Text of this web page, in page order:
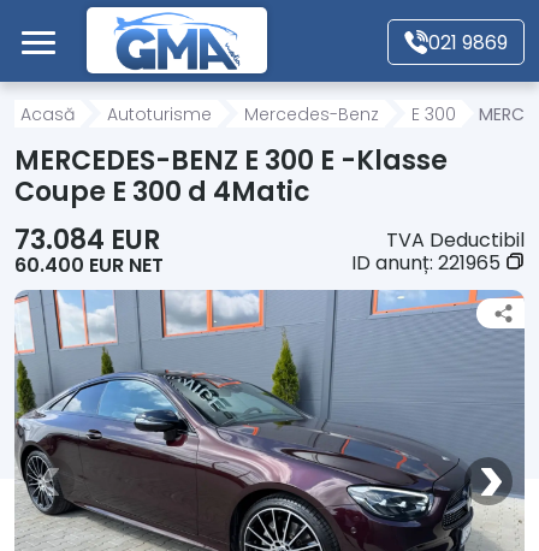
Mergi direct la conținutul principal
021 9869
Acasă
Autoturisme
Motociclete
Autoutilitare
Alte tipuri vehicule
Despre Noi
Contact
Acasă Autoturisme Mercedes-Benz E 300
MERCEDES-BENZ E 300 E -Klasse
Coupe E 300 d 4Matic
73.084 EUR
60.400 EUR NET
TVA Deductibil
ID anunț: 221965